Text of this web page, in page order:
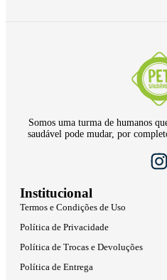
Somos uma turma de humanos
saudável pode mudar, por
Institucional
Termos e Condições de Uso
Política de Privacidade
Política de Trocas e Devoluções
Política de Entrega